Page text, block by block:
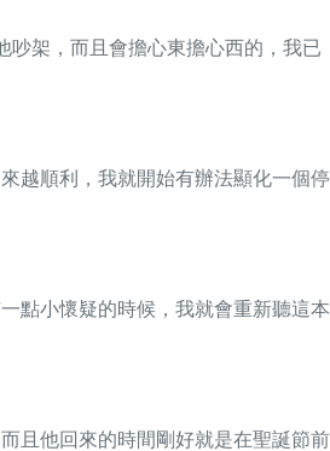
吵架，而且會擔心東擔心西的，我已
越順利，我就開始有辦法顯化一個停
點小懷疑的時候，我就會重新聽這本
且他回來的時間剛好就是在聖誕節前